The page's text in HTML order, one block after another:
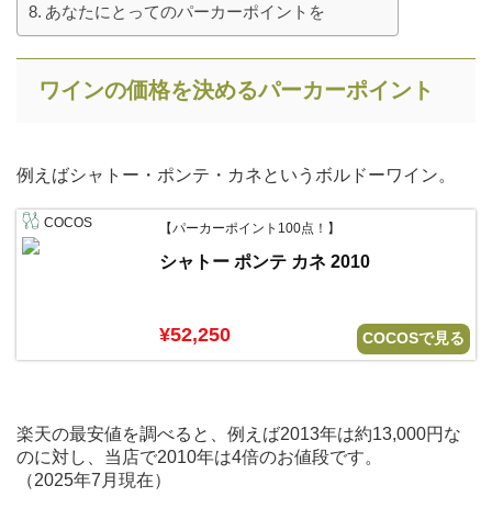
あなたにとってのパーカーポイントを
ワインの価格を決めるパーカーポイント
例えばシャトー・ポンテ・カネというボルドーワイン。
COCOS 【パーカーポイント100点！】
シャトー ポンテ カネ 2010
¥52,250 COCOSで見る
楽天の最安値を調べると、例えば2013年は約13,000円な
のに対し、当店で2010年は4倍のお値段です。
（2025年7月現在）